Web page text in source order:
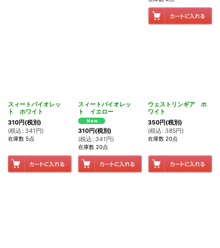
スィートバイオレッ
ト ホワイト
310円(税別)
(税込 : 341 円)
在庫数 5点
スィートバイオレッ
ト イエロー
310円(税別)
(税込 : 341 円)
在庫数 20点
ウェストリンギア ホ
ワイト
350円(税別)
(税込 : 385円)
在庫数 20点